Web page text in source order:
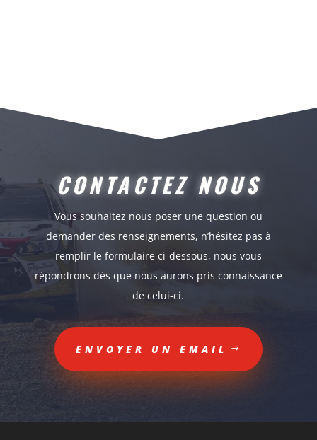
CONTACTEZ NOUS
Vous souhaitez nous poser une question ou
demander des renseignements, n’hésitez pas à
remplir le formulaire ci-dessous, nous vous
répondrons dès que nous aurons pris connaissance
de celui-ci.
ENVOYER UN EMAIL